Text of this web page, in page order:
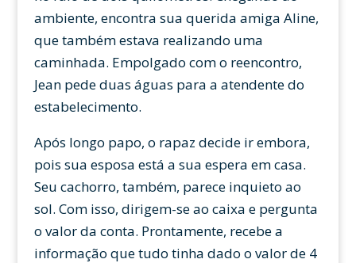
ambiente, encontra sua querida amiga Aline,
que também estava realizando uma
caminhada. Empolgado com o reencontro,
Jean pede duas águas para a atendente do
estabelecimento.
Após longo papo, o rapaz decide ir embora,
pois sua esposa está a sua espera em casa.
Seu cachorro, também, parece inquieto ao
sol. Com isso, dirigem-se ao caixa e pergunta
o valor da conta. Prontamente, recebe a
informação que tudo tinha dado o valor de 4